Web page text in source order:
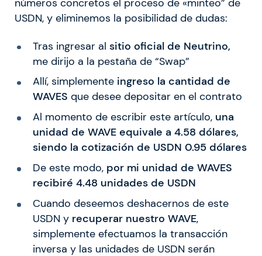
números concretos el proceso de «minteo” de
USDN, y eliminemos la posibilidad de dudas:
Tras ingresar al sitio oficial de Neutrino,
me dirijo a la pestaña de “Swap”
Allí, simplementeingreso la cantidad de
WAVES que desee depositar en el contrato
Al momento de escribir este artículo, una
unidad de WAVE equivale a 4.58 dólares,
siendo la cotización de USDN 0.95 dólares
De este modo, por mi unidad de WAVES
recibiré 4.48 unidades de USDN
Cuando deseemos deshacernos de este
USDN y recuperar nuestro WAVE,
simplemente efectuamos la transacción
inversa y las unidades de USDN serán